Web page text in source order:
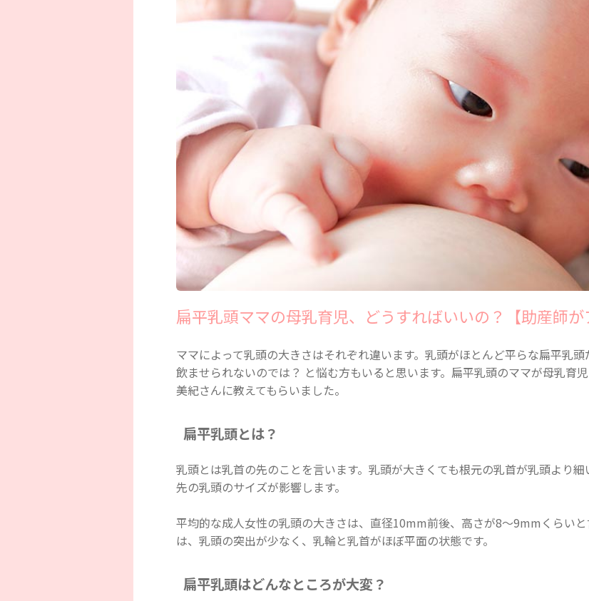
扁平乳頭ママの母乳育児、どうすればいいの？【助産師が
ママによって乳頭の大きさはそれぞれ違います。乳頭がほとんど平らな扁平乳
飲ませられないのでは？ と悩む方もいると思います。扁平乳頭のママが母乳育
美紀さんに教えてもらいました。
扁平乳頭とは？
乳頭とは乳首の先のことを言います。乳頭が大きくても根元の乳首が乳頭より
先の乳頭のサイズが影響します。
平均的な成人女性の乳頭の大きさは、直径10mm前後、高さが8～9mmくらい
は、乳頭の突出が少なく、乳輪と乳首がほぼ平面の状態です。
扁平乳頭はどんなところが大変？